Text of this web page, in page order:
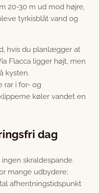
20-30 m ud mod højre,
tyrkisblåt vand og
hvis du planlægger at
Flacca ligger højt, men
kysten.
rar i for- og
køler vandet en
dag
skraldespande.
mange udbydere;
afhentningstidspunkt